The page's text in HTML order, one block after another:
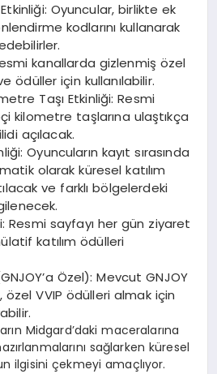
: Oyuncular, birlikte ek
kodlarını kullanarak
kanallarda gizlenmiş özel
ödüller için kullanılabilir.
Taşı Etkinliği: Resmi
kilometre taşlarına ulaştıkça
açılacak.
: Oyuncuların kayıt sırasında
olarak küresel katılım
ve farklı bölgelerdeki
: Resmi sayfayı her gün ziyaret
katılım ödülleri
Özel): Mevcut GNJOY
özel VVIP ödülleri almak için
Midgard’daki maceralarına
sağlarken küresel
ilgisini çekmeyi amaçlıyor.